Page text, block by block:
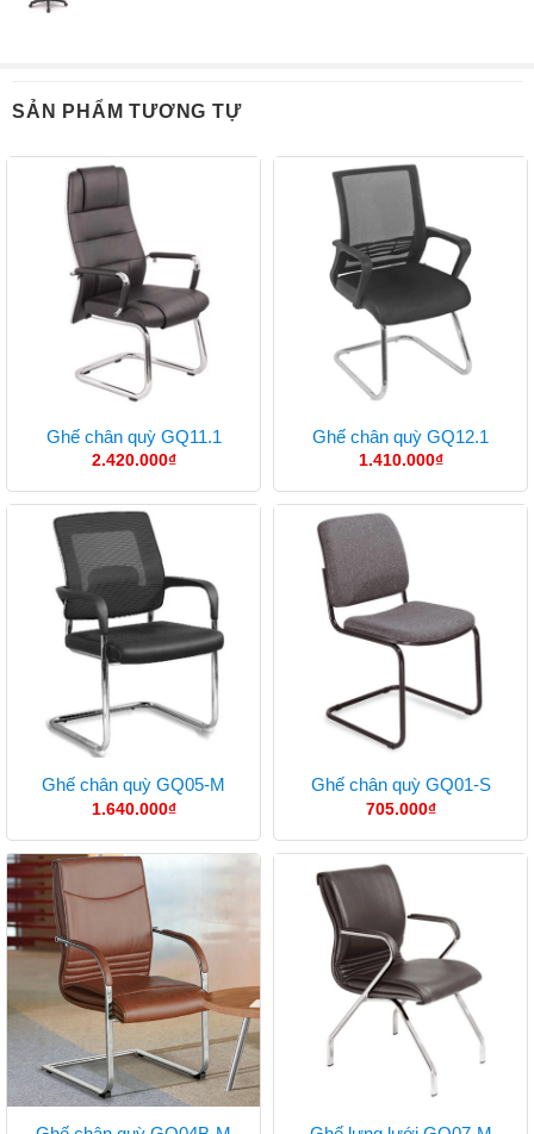
SẢN PHẨM TƯƠNG TỰ
Ghế chân quỳ GQ11.1
2.420.000₫
Ghế chân quỳ GQ12.1
1.410.000₫
Ghế chân quỳ GQ05-M
1.640.000₫
Ghế chân quỳ GQ01-S
705.000₫